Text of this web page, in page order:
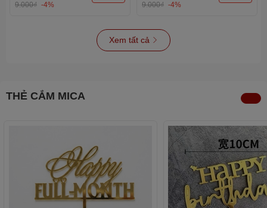
9.000₫ -4% 9.000₫ -4%
Xem tất cả
THẺ CẮM MICA